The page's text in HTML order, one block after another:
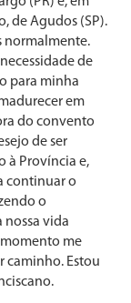
de Agudos (SP).
normalmente.
de
para minha
em
do convento
de ser
à Província e,
continuar o
o
vida
me
caminho. Estou